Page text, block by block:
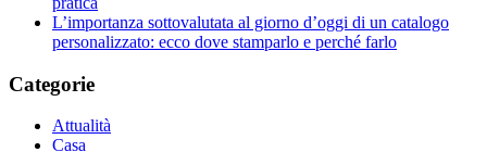
L’importanza sottovalutata al giorno d’oggi di un catalogo
personalizzato: ecco dove stamparlo e perché farlo
Categorie
Attualità
Casa